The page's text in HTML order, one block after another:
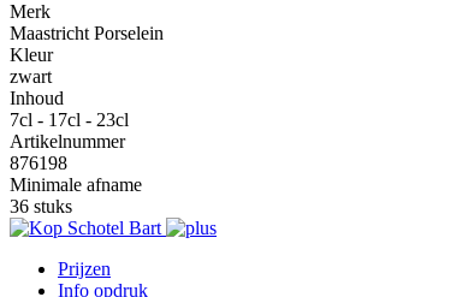
Merk
Maastricht Porselein
Kleur
zwart
Inhoud
7cl - 17cl - 23cl
Artikelnummer
876198
Minimale afname
36 stuks
Prijzen
Info opdruk